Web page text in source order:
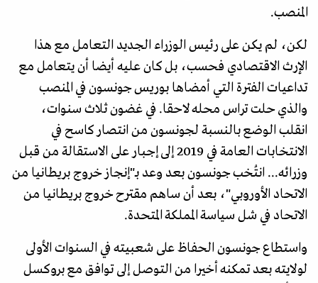
المنصب.
لكن، لم يكن على رئيس الوزراء الجديد التعامل مع هذا
الإرث الاقتصادي فحسب، بل كان عليه أيضا أن يتعامل مع
تداعيات الفترة التي أمضاها بوريس جونسون في المنصب
والذي حلت تراس محله لاحقا. في غضون ثلاث سنوات،
انقلب الوضع بالنسبة لجونسون من انتصار كاسح في
الانتخابات العامة في 2019 إلى إجبار على الاستقالة من قبل
وزرائه... انتُخب جونسون بعد وعد بـ"إنجاز خروج بريطانيا من
الاتحاد الأوروبي"، بعد أن ساهم مقترح خروج بريطانيا من
الاتحاد في شل سياسة المملكة المتحدة.
واستطاع جونسون الحفاظ على شعبيته في السنوات الأولى
لولايته بعد تمكنه أخيرا من التوصل إلى توافق مع بروكسل